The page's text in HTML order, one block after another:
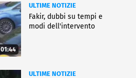
01:44
ULTIME NOTIZIE
Fakir, dubbi su tempi e
modi dell'intervento
ULTIME NOTIZIE